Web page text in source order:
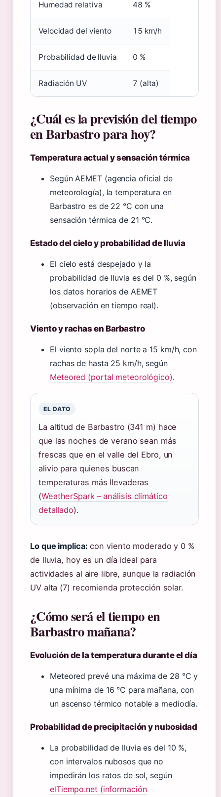
Humedad relativa 48 %
Velocidad del viento 15 km/h
Probabilidad de lluvia 0 %
Radiación UV 7 (alta)
¿Cuál es la previsión del tiempo
en Barbastro para hoy?
Temperatura actual y sensación térmica
Según AEMET (agencia oficial de
meteorología), la temperatura en
Barbastro es de 22 °C con una
sensación térmica de 21 °C.
Estado del cielo y probabilidad de lluvia
El cielo está despejado y la
probabilidad de lluvia es del 0 %, según
los datos horarios de AEMET
(observación en tiempo real).
Viento y rachas en Barbastro
El viento sopla del norte a 15 km/h, con
rachas de hasta 25 km/h, según
Meteored (portal meteorológico).
EL DATO
La altitud de Barbastro (341 m) hace
que las noches de verano sean más
frescas que en el valle del Ebro, un
alivio para quienes buscan
temperaturas más llevaderas
(WeatherSpark – análisis climático
detallado).
Lo que implica: con viento moderado y 0 %
de lluvia, hoy es un día ideal para
actividades al aire libre, aunque la radiación
UV alta (7) recomienda protección solar.
¿Cómo será el tiempo en
Barbastro mañana?
Evolución de la temperatura durante el día
Meteored prevé una máxima de 28 °C y
una mínima de 16 °C para mañana, con
un ascenso térmico notable a mediodía.
Probabilidad de precipitación y nubosidad
La probabilidad de lluvia es del 10 %,
con intervalos nubosos que no
impedirán los ratos de sol, según
elTiempo.net (información